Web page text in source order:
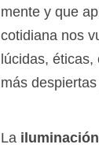
mente y que
cotidiana nos
lúcidas, éticas,
más
La iluminación